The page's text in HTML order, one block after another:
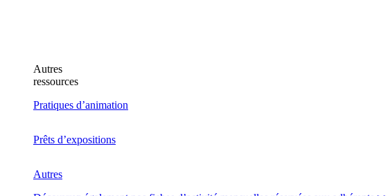
Autres
ressources
Pratiques d’animation
Prêts d’expositions
Autres